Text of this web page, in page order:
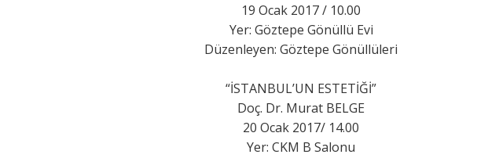
19 Ocak 2017 / 10.00
Yer: Göztepe Gönüllü Evi
Düzenleyen: Göztepe Gönüllüleri
“İSTANBUL’UN ESTETİĞİ”
Doç. Dr. Murat BELGE
20 Ocak 2017/ 14.00
Yer: CKM B Salonu